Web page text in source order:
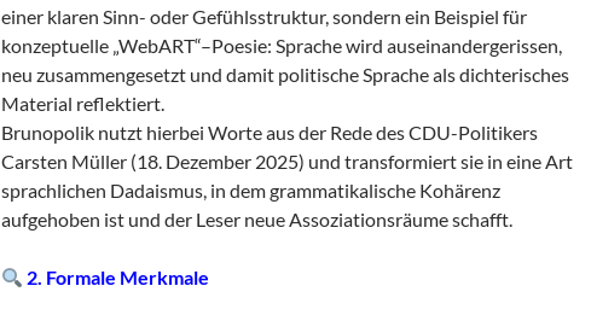
einer klaren Sinn- oder Gefühlsstruktur, sondern ein Beispiel für
konzeptuelle „WebART“–Poesie: Sprache wird auseinandergerissen,
neu zusammengesetzt und damit politische Sprache als dichterisches
Material reflektiert.
Brunopolik nutzt hierbei Worte aus der Rede des CDU-Politikers
Carsten Müller (18. Dezember 2025) und transformiert sie in eine Art
sprachlichen Dadaismus, in dem grammatikalische Kohärenz
aufgehoben ist und der Leser neue Assoziationsräume schafft.
2. Formale Merkmale